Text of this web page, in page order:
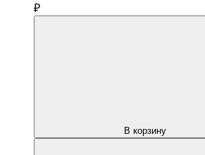
₽
В корзину